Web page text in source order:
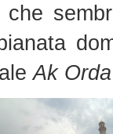
che
Ak Orda